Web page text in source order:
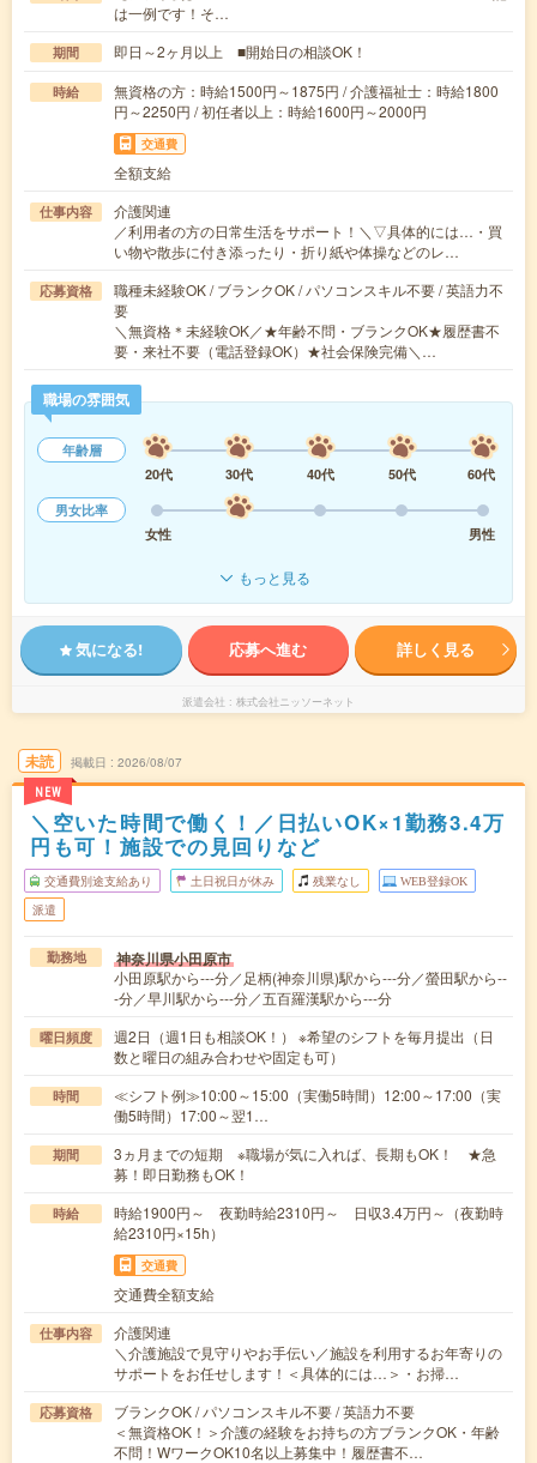
は一例です！そ…
期間 即日～2ヶ月以上 ■開始日の相談OK！
時給
無資格の方：時給1500円～1875円 / 介護福祉士：時給1800
円～2250円 / 初任者以上：時給1600円～2000円
交通費
全額支給
仕事内容
介護関連
／利用者の方の日常生活をサポート！＼▽具体的には…・買
い物や散歩に付き添ったり・折り紙や体操などのレ…
応募資格
職種未経験OK / ブランクOK / パソコンスキル不要 / 英語力不
要
＼無資格＊未経験OK／★年齢不問・ブランクOK★履歴書不
要・来社不要（電話登録OK）★社会保険完備＼…
職場の雰囲気
年齢層
20代
30代 40代 50代
60代
男女比率
女性
男性
もっと見る
気になる! 応募へ進む 詳しく見る
派遣会社 株式会社ニッソーネット
未読
NEW
掲載日 2026/08/07
＼空いた時間で働く！／日払いOK×1勤務3.4万
円も可！施設での見回りなど
交通費別途支給あり 土日祝日が休み 残業なし WEB登録OK
派遣
勤務地 神奈川県小田原市
小田原駅から---分／足柄(神奈川県)駅から---分／螢田駅から--
-分／早川駅から---分／五百羅漢駅から---分
曜日頻度
週2日（週1日も相談OK！） ※希望のシフトを毎月提出（日
数と曜日の組み合わせや固定も可）
時間
≪シフト例≫10:00～15:00（実働5時間）12:00～17:00（実
働5時間）17:00～翌1…
期間
3ヵ月までの短期 ※職場が気に入れば、長期もOK！ ★急
募！即日勤務もOK！
時給
時給1900円～ 夜勤時給2310円～ 日収3.4万円～（夜勤時
給2310円×15h）
交通費
交通費全額支給
仕事内容
介護関連
＼介護施設で見守りやお手伝い／施設を利用するお年寄りの
サポートをお任せします！＜具体的には…＞・お掃…
応募資格
ブランクOK / パソコンスキル不要 / 英語力不要
＜無資格OK！＞介護の経験をお持ちの方ブランクOK・年齢
不問！WワークOK10名以上募集中！履歴書不…